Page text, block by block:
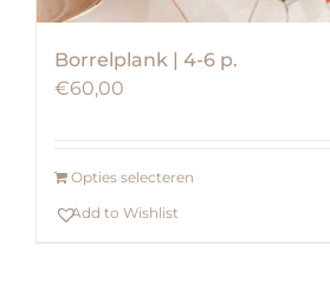
Borrelplank | 4-6 p.
€60,00
Opties selecteren
Add to Wishlist